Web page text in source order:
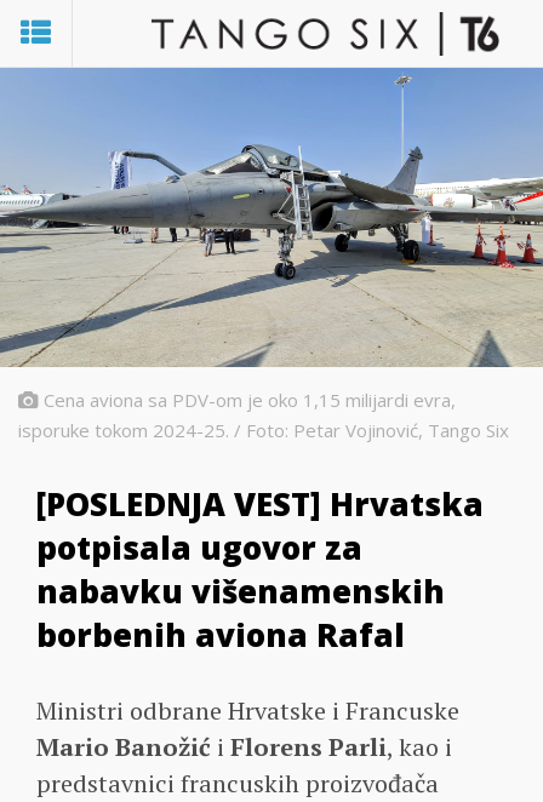
Cena aviona sa PDV-om je oko 1,15 milijardi evra,
isporuke tokom 2024-25. / Foto: Petar Vojinović, Tango Six
[POSLEDNJA VEST] Hrvatska
potpisala ugovor za
nabavku višenamenskih
borbenih aviona Rafal
Ministri odbrane Hrvatske i Francuske
Mario Banožić i Florens Parli, kao i
predstavnici francuskih proizvođača